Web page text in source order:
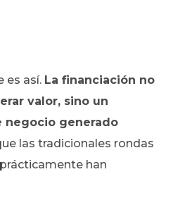
es así. La financiación no
valor, sino un
negocio generado
las tradicionales rondas
han